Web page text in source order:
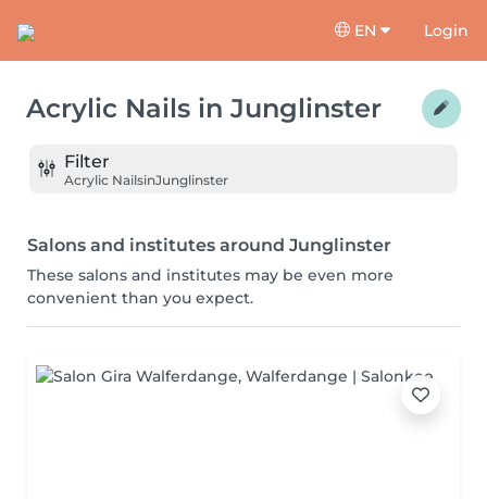
EN Login
Acrylic Nails in Junglinster
Filter
Acrylic NailsinJunglinster
Salons and institutes around Junglinster
These salons and institutes may be even more
convenient than you expect.